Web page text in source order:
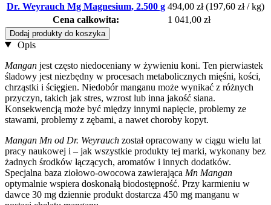
Dr. Weyrauch Mg Magnesium, 2.500 g 494,00 zł (197,60 zł / kg)
Cena całkowita:
1 041,00 zł
Dodaj produkty do koszyka
Opis
Mangan jest często niedoceniany w żywieniu koni. Ten pierwiastek
śladowy jest niezbędny w procesach metabolicznych mięśni, kości,
chrząstki i ścięgien. Niedobór manganu może wynikać z różnych
przyczyn, takich jak stres, wzrost lub inna jakość siana.
Konsekwencją może być między innymi napięcie, problemy ze
stawami, problemy z zębami, a nawet choroby kopyt.
Mangan Mn od Dr. Weyrauch został opracowany w ciągu wielu lat
pracy naukowej i – jak wszystkie produkty tej marki, wykonany bez
żadnych środków łączących, aromatów i innych dodatków.
Specjalna baza ziołowo-owocowa zawierająca Mn Mangan
optymalnie wspiera doskonałą biodostępność. Przy karmieniu w
dawce 30 mg dziennie produkt dostarcza 450 mg manganu w